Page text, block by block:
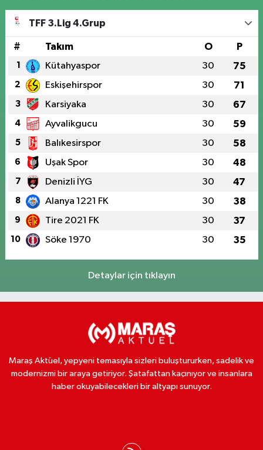
TFF 3.Lig 4.Grup
# Takım O P
1 Kütahyaspor 30 75
2 Eskişehirspor 30 71
3 Karsiyaka 30 67
4 Ayvalikgucu 30 59
5 Balıkesirspor 30 58
6 Uşak Spor 30 48
7 Denizli İYG 30 47
8 Alanya 1221 FK 30 38
9 Tire 2021 FK 30 37
10 Söke 1970 30 35
Detaylar için tıklayın
Maraş Aktüel, yepyeni temasıyla sizleri buluştururken, sadelik ve
modernizmi bir araya getiriyor. Şatafattan kaçınıyor ve insanlara
haber okuyabilecekleri bir altyapı sunuyor.